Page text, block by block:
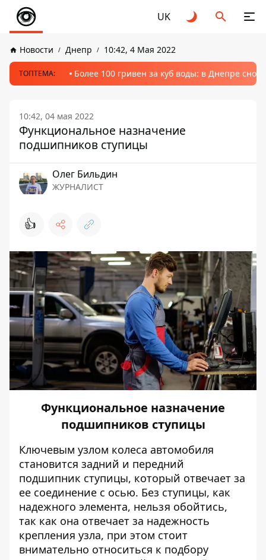
UK
Новости Днепр 10:42, 4 Мая 2022
ТОПТЕМА: Более 100 гривен за куб воды: в Днепре
10:42, 04 мая 2022
Функциональное назначение
подшипников ступицы
Олег Бильдин
ЖУРНАЛИСТ
👍
Функциональное назначение
подшипников ступицы
Ключевым узлом колеса автомобиля
становится задний и передний
подшипник ступицы, который отвечает за
ее соединение с осью. Без ступицы, как
надежного элемента, нельзя обойтись,
так как она отвечает за надежность
крепления узла, при этом стоит
внимательно относиться к подбору